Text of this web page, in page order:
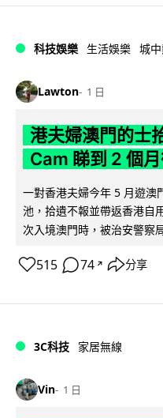
科技娛樂 生活娛樂 城
Lawton 1 日
港夫婦澳門的士
Cam 睇到 2 個
一對香港夫婦今年 5 月遊澳
池，拾遺不報並帶返香港自
次入境澳門時，被治安警察
515 74 ↗ 分享
3C科技 家居無線
Vin 1 日